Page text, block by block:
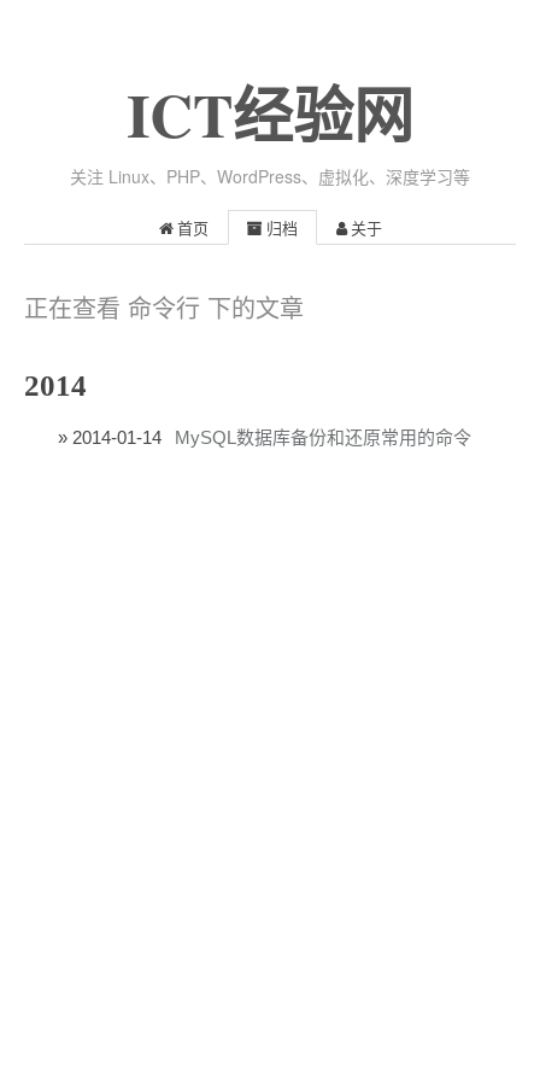
ICT经验网
关注 Linux、PHP、WordPress、虚拟化、深度学习等
首页 归档 关于
正在查看 命令行 下的文章
2014
2014-01-14 MySQL数据库备份和还原常用的命令